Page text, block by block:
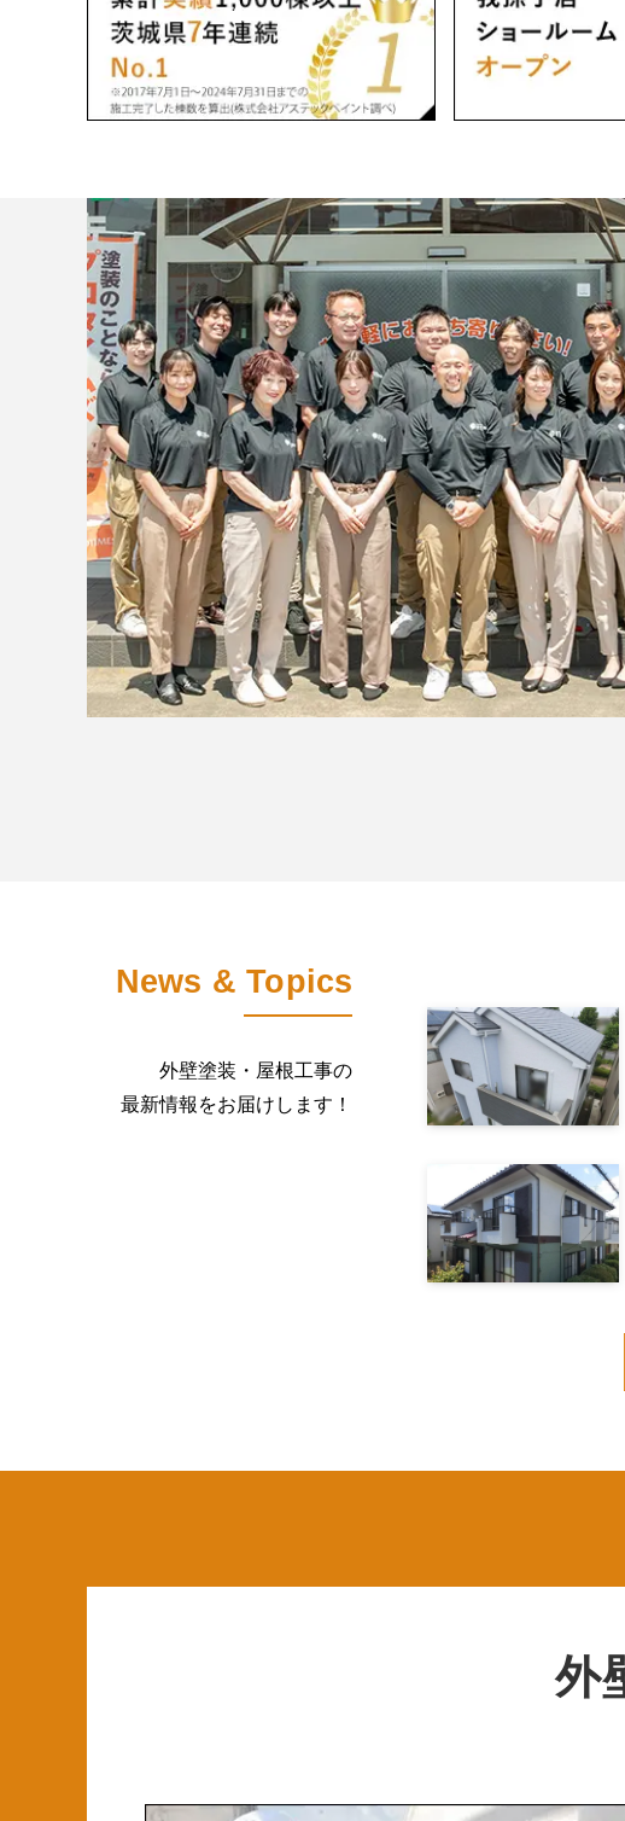
仕上げました。
2026.08.03【取手市】クールカ
た。
2026.07.31【印西市】屋根はカバ
がりました。
2026.07.27【我孫子市】築40年
見違えるほどに明るくなりました。
2026.07.24【つくば市】既存と
生まれ変わりました！
2026.07.21【我孫子市】濃色で
2026.07.10【つくば市】木部を薬
仕上げました。
News & Topics
外壁塗装・屋根工事の
最新情報をお届けします！
外